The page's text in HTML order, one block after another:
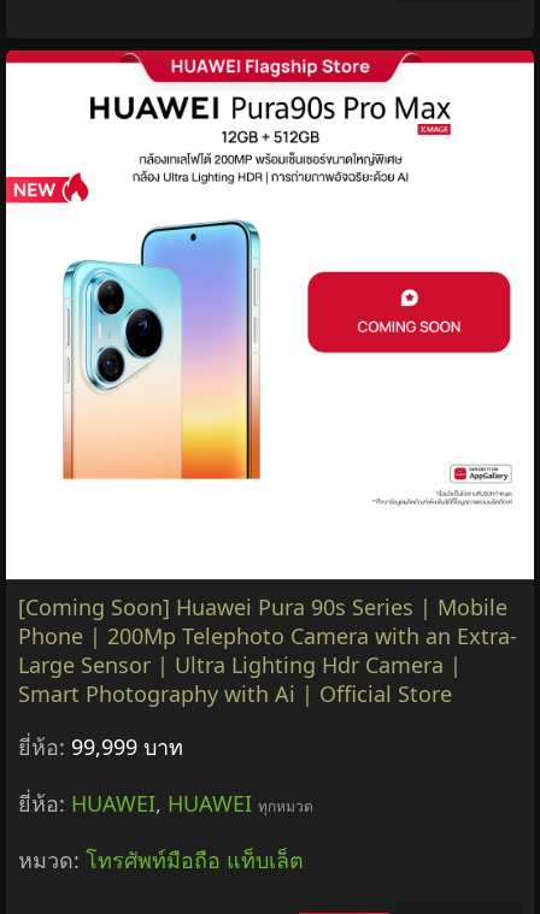
[Coming Soon] Huawei Pura 90s Series | Mobile
Phone | 200Mp Telephoto Camera with an Extra-
Large Sensor | Ultra Lighting Hdr Camera |
Smart Photography with Ai | Official Store
ยี่ห้อ: 99,999 บาท
ยี่ห้อ: HUAWEI, HUAWEI ทุกหมวด
หมวด: โทรศัพท์มือถือ แท็บเล็ต